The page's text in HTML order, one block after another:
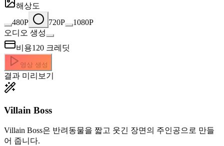
해상도
480P
720P
1080P
오디오 생성
비용120 크레딧
영상 생성
결과 미리보기
Villain Boss
Villain Boss은 반려동물을 짧고 웃긴 장면의 주인공으로 만들
어 줍니다.